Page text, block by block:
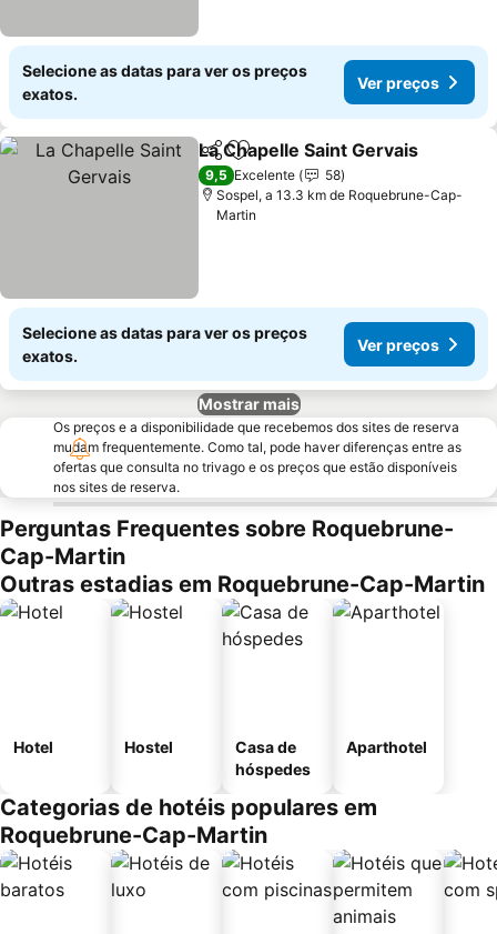
Selecione as datas para ver os preços
exatos.
Ver preços
PartilharAdicionar aos favoritos
La Chapelle Saint Gervais
9,5 Excelente
58
Sospel, a 13.3 km de Roquebrune-Cap-
Martin
Selecione as datas para ver os preços
exatos.
Ver preços
Mostrar mais
Os preços e a disponibilidade que recebemos dos sites de reserva
mudam frequentemente. Como tal, pode haver diferenças entre as
ofertas que consulta no trivago e os preços que estão disponíveis
nos sites de reserva.
Perguntas Frequentes sobre Roquebrune-
Cap-Martin
Outras estadias em Roquebrune-Cap-Martin
Hotel Hostel
Casa de
hóspedes
Aparthotel
Categorias de hotéis populares em
Roquebrune-Cap-Martin